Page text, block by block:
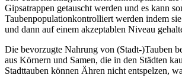
Gipsatrappen getauscht werden und es kann
Taubenpopulationkontrolliert werden indem
und dann auf einem akzeptablen Niveau
Die bevorzugte Nahrung von (Stadt-)Tauben
aus Körnern und Samen, die in den Städten
Stadttauben können Ähren nicht entspelzen,